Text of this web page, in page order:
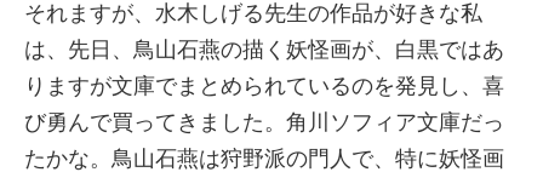
それますが、水木しげる先生の作品が好きな私
は、先日、鳥山石燕の描く妖怪画が、白黒ではあ
りますが文庫でまとめられているのを発見し、喜
び勇んで買ってきました。角川ソフィア文庫だっ
たかな。鳥山石燕は狩野派の門人で、特に妖怪画